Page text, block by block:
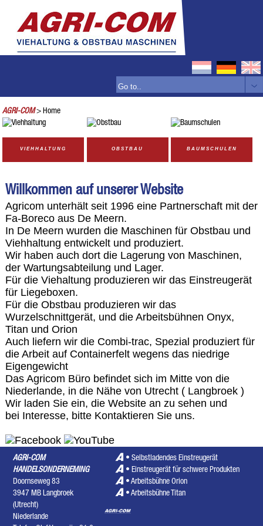
AGRI-COM> Home
VIEHHALTUNG OBSTBAU BAUMSCHULEN
Willkommen auf unserer Website
Agricom unterhält seit 1996 eine Partnerschaft mit der
Fa-Boreco aus De Meern.
In De Meern wurden die Maschinen für Obstbau und
Viehhaltung entwickelt und produziert.
Wir haben auch dort die Lagerung von Maschinen,
der Wartungsabteilung und Lager.
Für die Viehaltung produzieren wir das Einstreugerät
für Liegeboxen.
Für die Obstbau produzieren wir das
Wurzelschnittgerät, und die Arbeitsbühnen Onyx,
Titan und Orion
Auch liefern wir die Combi-trac, Spezial produziert für
die Arbeit auf Containerfelt wegens das niedrige
Eigengewicht
Das Agricom Büro befindet sich im Mitte von die
Niederlande, in die Nähe von Utrecht ( Langbroek )
Wir laden Sie ein, die Website an zu sehen und
bei Interesse, bitte Kontaktieren Sie uns.
AGRI-COM
HANDELSONDERNEMING
Doornseweg 83
3947 MB Langbroek
(Utrecht)
Niederlande
•Selbstladendes Einstreugerät
•Einstreugerät für schwere Produkten
•Arbeitsbühne Orion
•Arbeitsbühne Titan